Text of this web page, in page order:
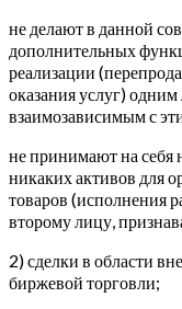
не делают в данной
дополнительных
реализации
оказания услуг)
взаимозависимым с
не принимают на себя
никаких активов для
товаров (исполнения
второму лицу,
2) сделки в области
биржевой торговли;